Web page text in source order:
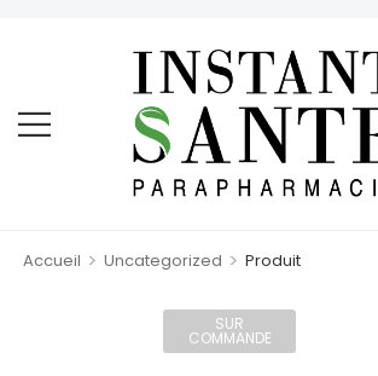
Accueil > Uncategorized > Produit
SUR
COMMANDE